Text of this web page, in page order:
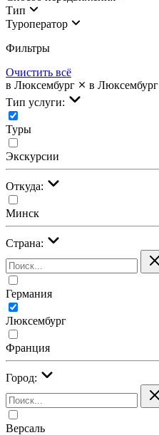
Тип
Туроператор
Фильтры
Очистить всё
в Люксембург
в Люксембург
Тип услуги:
Туры
Экскурсии
Откуда:
Минск
Страна:
Германия
Люксембург
Франция
Город:
Версаль